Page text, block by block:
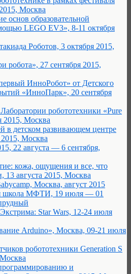
Москва
основ образовательной
LEGO EV3», 8-11 октября
Роботов, 3 октября 2015,
робота», 27 сентября 2015,
ИнноРобот» от Детского
«ИнноПарк», 20 сентября
робототехники «Pure
2015, Москва
в детском развивающем центре
2015, Москва
августа — 6 сентября,
кожа, ощущения и все, что
13 августа 2015, Москва
Москва, август 2015
школа МФТИ, 19 июля — 01
Star Wars, 12-24 июля
Arduino», Москва, 09-21 июля
робототехники Generation S
и